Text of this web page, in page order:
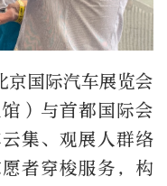
京国际汽车展览会
）与首都国际会
集、观展人群络
者穿梭服务，构